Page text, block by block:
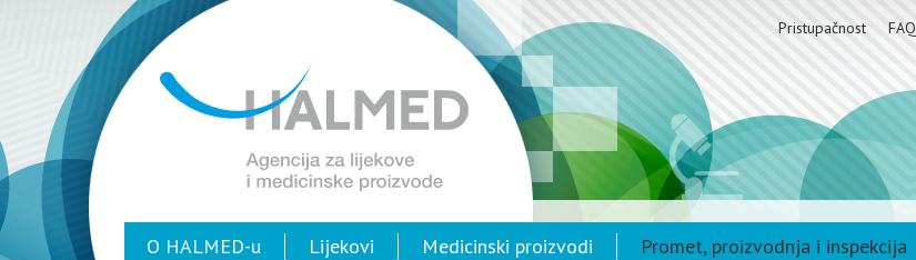
Pristupačnost FAQ
O HALMED-u Lijekovi Medicinski proizvodi Promet, proizvodnja i inspekcija